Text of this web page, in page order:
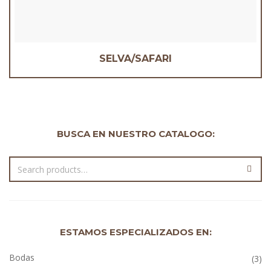
SELVA/SAFARI
BUSCA EN NUESTRO CATALOGO:
ESTAMOS ESPECIALIZADOS EN:
Bodas
(3)